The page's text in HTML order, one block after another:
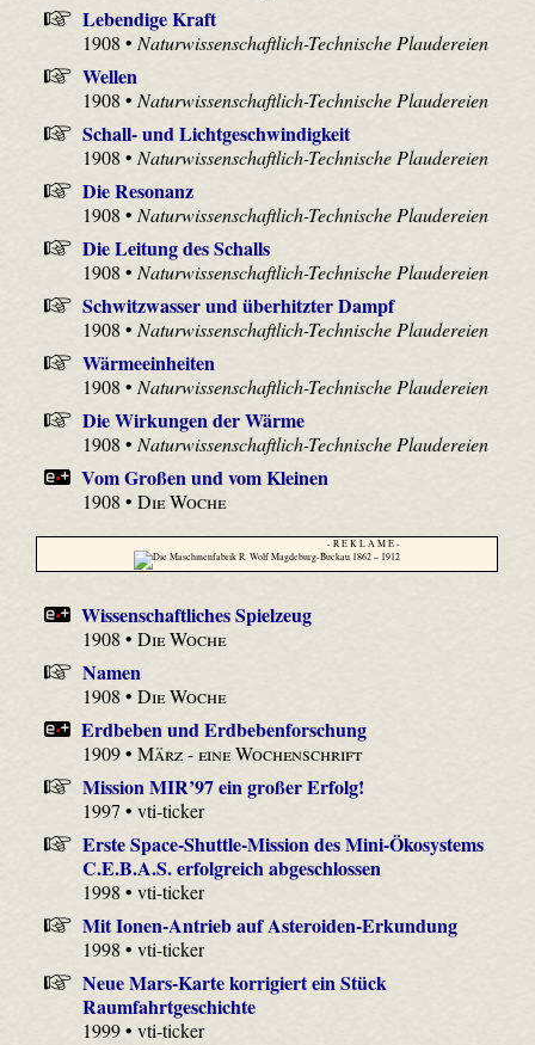
Lebendige Kraft
1908 •Naturwissenschaftlich-Technische Plaudereien
Wellen
1908 •Naturwissenschaftlich-Technische Plaudereien
Schall- und Lichtgeschwindigkeit
1908 •Naturwissenschaftlich-Technische Plaudereien
Die Resonanz
1908 •Naturwissenschaftlich-Technische Plaudereien
Die Leitung des Schalls
1908 •Naturwissenschaftlich-Technische Plaudereien
Schwitzwasser und überhitzter Dampf
1908 •Naturwissenschaftlich-Technische Plaudereien
Wärmeeinheiten
1908 •Naturwissenschaftlich-Technische Plaudereien
Die Wirkungen der Wärme
1908 •Naturwissenschaftlich-Technische Plaudereien
Vom Großen und vom Kleinen
1908 •Die Woche
- R E K L A M E -
Wissenschaftliches Spielzeug
1908 •Die Woche
Namen
1908 •Die Woche
Erdbeben und Erdbebenforschung
1909 •März - eine Wochenschrift
Mission MIR’97 ein großer Erfolg!
1997 • vti-ticker
Erste Space-Shuttle-Mission des Mini-Ökosystems
C.E.B.A.S. erfolgreich abgeschlossen
1998 • vti-ticker
Mit Ionen-Antrieb auf Asteroiden-Erkundung
1998 • vti-ticker
Neue Mars-Karte korrigiert ein Stück
Raumfahrtgeschichte
1999 • vti-ticker